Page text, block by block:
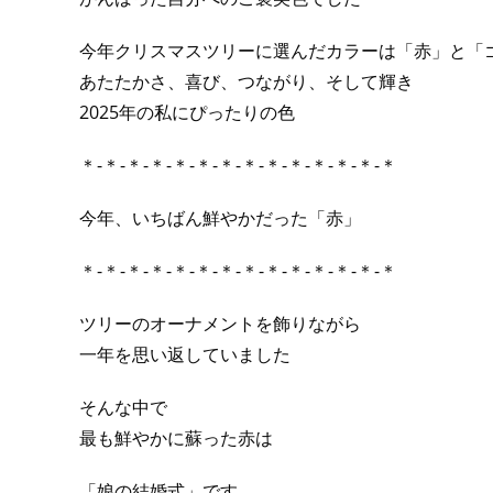
今年クリスマスツリーに選んだカラーは「赤」と「
あたたかさ、喜び、つながり、そして輝き
2025年の私にぴったりの色
＊-＊-＊-＊-＊-＊-＊-＊-＊-＊-＊-＊-＊-＊
今年、いちばん鮮やかだった「赤」
＊-＊-＊-＊-＊-＊-＊-＊-＊-＊-＊-＊-＊-＊
ツリーのオーナメントを飾りながら
一年を思い返していました
そんな中で
最も鮮やかに蘇った赤は